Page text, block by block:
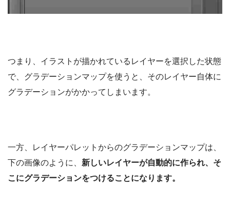
つまり、イラストが描かれているレイヤーを選択した状態
で、グラデーションマップを使うと、そのレイヤー自体に
グラデーションがかかってしまいます。
一方、レイヤーパレットからのグラデーションマップは、
下の画像のように、 新しいレイヤーが自動的に作られ、そ
こにグラデーションをつけることになります。